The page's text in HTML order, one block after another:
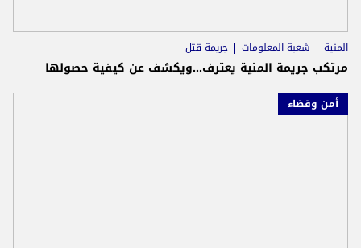
المنية شعبة المعلومات جريمة قتل
مرتكب جريمة المنية يعترف...ويكشف عن كيفية حصولها
أمن وقضاء